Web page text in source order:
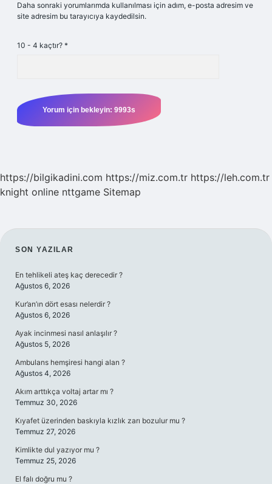
Daha sonraki yorumlarımda kullanılması için adım, e-posta adresim ve
site adresim bu tarayıcıya kaydedilsin.
10 - 4 kaçtır? *
https://bilgikadini.com https://miz.com.tr https://leh.com.tr
knight online nttgame Sitemap
SIDEBAR
SON YAZILAR
En tehlikeli ateş kaç derecedir ?
Ağustos 6, 2026
Kur’an’ın dört esası nelerdir ?
Ağustos 6, 2026
Ayak incinmesi nasıl anlaşılır ?
Ağustos 5, 2026
Ambulans hemşiresi hangi alan ?
Ağustos 4, 2026
Akım arttıkça voltaj artar mı ?
Temmuz 30, 2026
Kıyafet üzerinden baskıyla kızlık zarı bozulur mu ?
Temmuz 27, 2026
Kimlikte dul yazıyor mu ?
Temmuz 25, 2026
El falı doğru mu ?